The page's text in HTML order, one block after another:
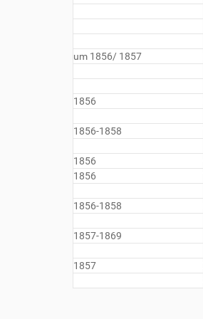
um 1856/ 1857
1856
1856-1858
1856
1856
1856-1858
1857-1869
1857